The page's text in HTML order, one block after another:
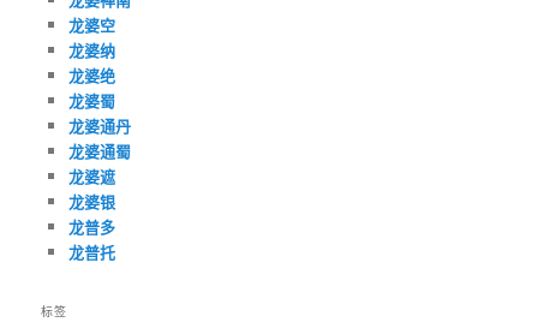
龙婆空
龙婆纳
龙婆绝
龙婆蜀
龙婆通丹
龙婆通蜀
龙婆遮
龙婆银
龙普多
龙普托
标签